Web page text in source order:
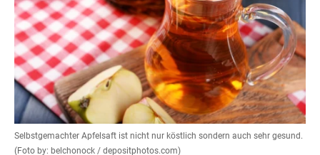
Selbstgemachter Apfelsaft ist nicht nur köstlich sondern auch sehr gesund.
(Foto by: belchonock / depositphotos.com)